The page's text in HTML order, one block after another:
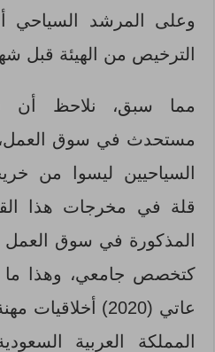
وعلى المرشد السياحي
الترخيص من الهيئة قبل
مما سبق، نلاحظ أن
مستحدث في سوق
السياحيين ليسوا من
قلة في مخرجات هذا
المذكورة في سوق
كتخصص جامعي، وهذا ما
عاتي (2020)
المملكة العربية